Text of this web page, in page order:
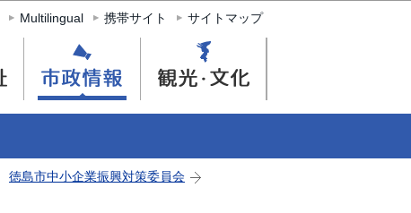
Multilingual 携帯サイト サイトマップ
徳島市中小企業振興対策委員会